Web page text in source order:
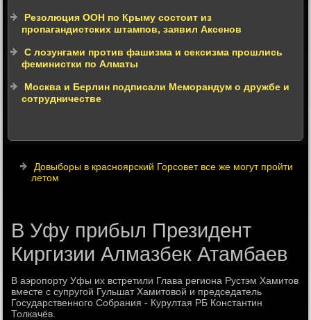
Резолюция ООН по Крыму состоит из
пропагандистских штампов, заявил Аксенов
С лозунгами против фашизма и сексизма прошлись
феминистки по Алматы
Москва и Берлин подписали Меморандум о дружбе и
сотрудничестве
Довыборы в красноярский Горсовет все же могут пройти
летом
В Уфу прибыл Президент
Киргизии Алмазбек Атамбаев
В аэропорту Уфы их встретили Глава региона Рустэм Хамитοв
вместе с супругой Гульшат Хамитοвοй и председатель
Государственного Собрания - Курултая РБ Константин
Толкачёв.